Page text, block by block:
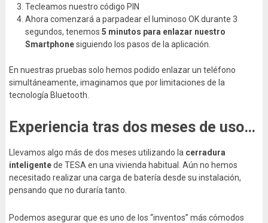
Tecleamos nuestro código PIN
Ahora comenzará a parpadear el luminoso OK durante 3
segundos, tenemos 5 minutos para enlazar nuestro
Smartphonesiguiendo los pasos de la aplicación.
En nuestras pruebas solo hemos podido enlazar un teléfono
simultáneamente, imaginamos que por limitaciones de la
tecnología Bluetooth.
Experiencia tras dos meses de uso…
Llevamos algo más de dos meses utilizando la cerradura
inteligentede TESA en una vivienda habitual. Aún no hemos
necesitado realizar una carga de batería desde su instalación,
pensando que no duraría tanto.
Podemos asegurar que es uno de los “inventos” más cómodos